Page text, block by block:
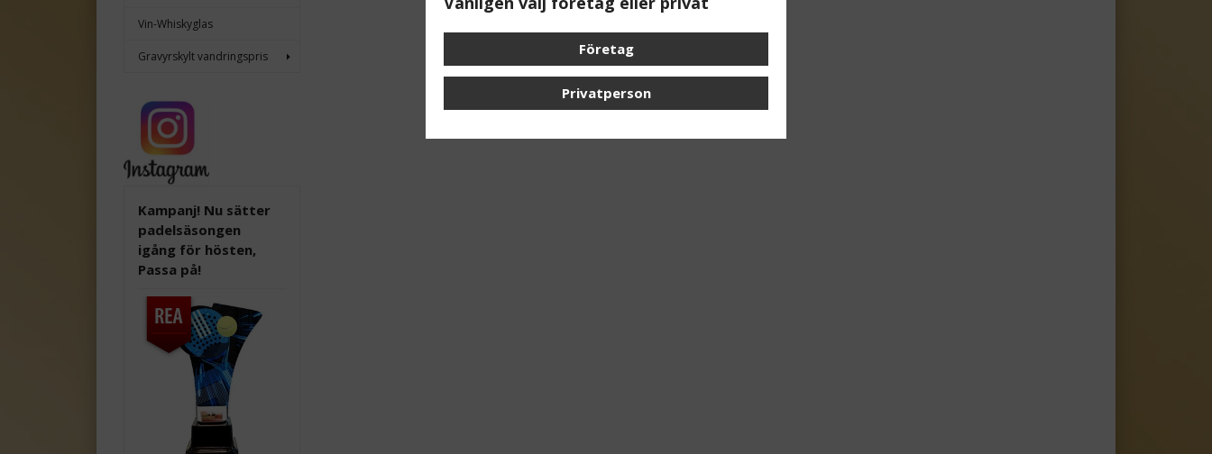
Vin-Whiskyglas
Gravyrskylt vandringspris
Kampanj! Nu sätter
padelsäsongen
igång för hösten,
Passa på!
Företag
Privatperson